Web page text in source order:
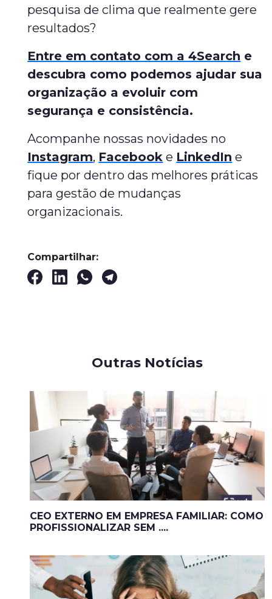
pesquisa de clima que realmente gere
resultados?
Entre em contato com a 4Search e
descubra como podemos ajudar sua
organização a evoluir com
segurança e consistência.
Acompanhe nossas novidades no
Instagram, Facebook e LinkedIn e
fique por dentro das melhores práticas
para gestão de mudanças
organizacionais.
Compartilhar:
Outras Notícias
CEO EXTERNO EM EMPRESA FAMILIAR: COMO
PROFISSIONALIZAR SEM ....